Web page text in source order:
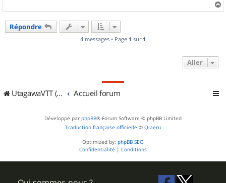
a
Répondre
4 messages • Page 1 sur 1
Aller
UtagawaVTT (Randos VTT et VTTAE avec traces GPS) Accueil forum
Développé par phpBB® Forum Software © phpBB Limited
Traduction française officielle © Qiaeru
Optimized by: phpBB SEO
Confidentialité | Conditions